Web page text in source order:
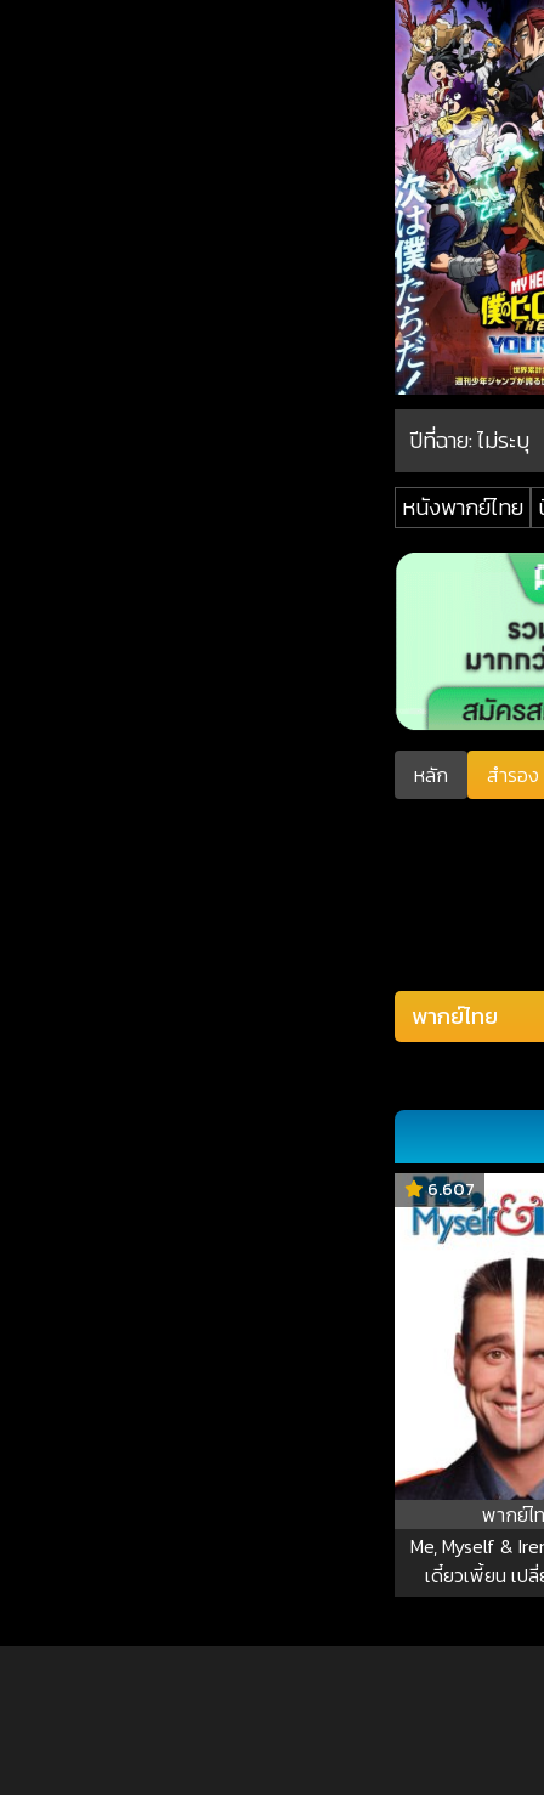
ปีที่ฉาย:ไม่ระบุ
หนังพากย์ไทย
หลัก สำรอง
6.607
พากย์ไ
Me, Myself &
เดี๋ยวเพี้ยน เป